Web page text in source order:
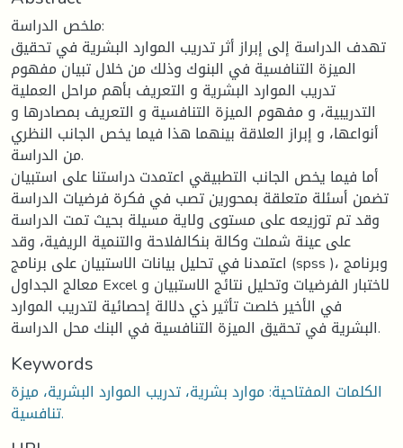
ملخص الدراسة:
تهدف الدراسة إلى إبراز أثر تدريب الموارد البشرية في تحقيق
الميزة التنافسية في البنوك وذلك من خلال تبيان مفهوم
تدريب الموارد البشرية و التعريف بأهم مراحل العملية
التدريبية، و مفهوم الميزة التنافسية و التعريف بمصادرها و
أنواعها، و إبراز العلاقة بينهما هذا فيما يخص الجانب النظري
من الدراسة.
أما فيما يخص الجانب التطبيقي اعتمدت دراستنا على استبيان
تضمن أسئلة متعلقة بمحورين تصب في فكرة فرضيات الدراسة
وقد تم توزيعه على مستوى ولاية مسيلة بحيث تمت الدراسة
على عينة شملت وكالة بنكالفلاحة والتنمية الريفية، وقد
اعتمدنا في تحليل بيانات الاستبيان على برنامج (spss )، وبرنامج
معالج الجداول Excel لاختبار الفرضيات وتحليل نتائج الاستبيان و
في الأخير خلصت تأثير ذي دلالة إحصائية لتدريب الموارد
البشرية في تحقيق الميزة التنافسية في البنك محل الدراسة.
Keywords
الكلمات المفتاحية: موارد بشرية، تدريب الموارد البشرية، ميزة
تنافسية.